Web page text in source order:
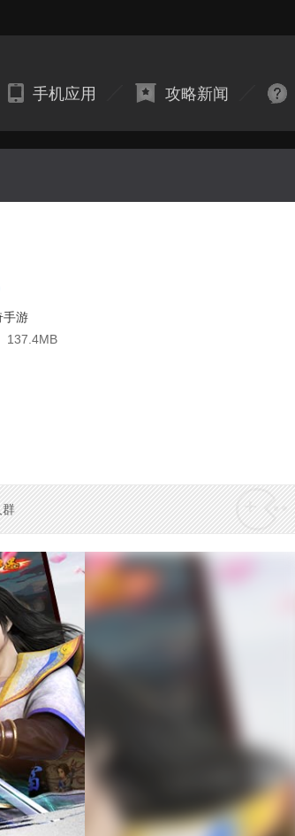
手机应用 攻略新闻
手游
137.4MB
群